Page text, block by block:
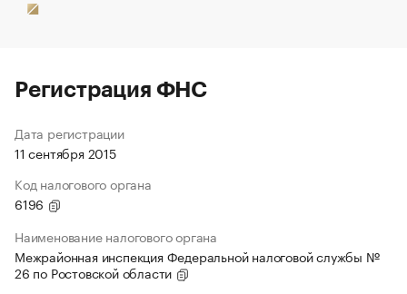
Регистрация ФНС
Дата регистрации
11 сентября 2015
Код налогового органа
6196
Наименование налогового органа
Межрайонная инспекция Федеральной налоговой службы №
26 по Ростовской области